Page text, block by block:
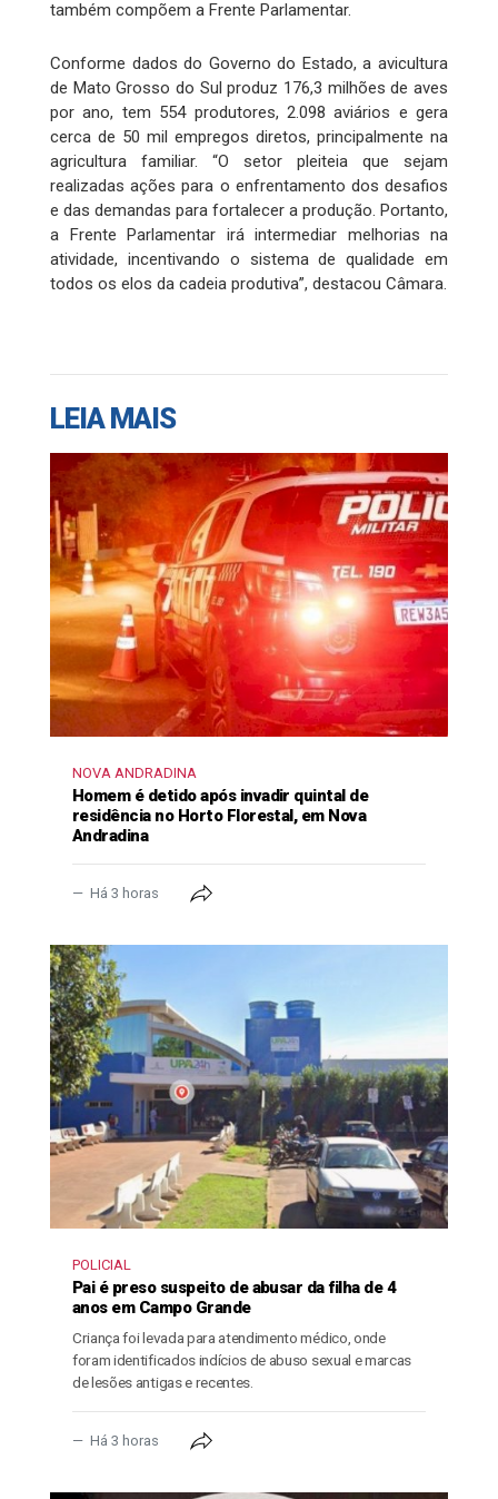
também compõem a Frente Parlamentar.
Conforme dados do Governo do Estado, a avicultura
de Mato Grosso do Sul produz 176,3 milhões de aves
por ano, tem 554 produtores, 2.098 aviários e gera
cerca de 50 mil empregos diretos, principalmente na
agricultura familiar. “O setor pleiteia que sejam
realizadas ações para o enfrentamento dos desafios
e das demandas para fortalecer a produção. Portanto,
a Frente Parlamentar irá intermediar melhorias na
atividade, incentivando o sistema de qualidade em
todos os elos da cadeia produtiva”, destacou Câmara.
LEIA MAIS
NOVA ANDRADINA
Homem é detido após invadir quintal de
residência no Horto Florestal, em Nova
Andradina
Há 3 horas
POLICIAL
Pai é preso suspeito de abusar da filha de 4
anos em Campo Grande
Criança foi levada para atendimento médico, onde
foram identificados indícios de abuso sexual e marcas
de lesões antigas e recentes.
Há 3 horas